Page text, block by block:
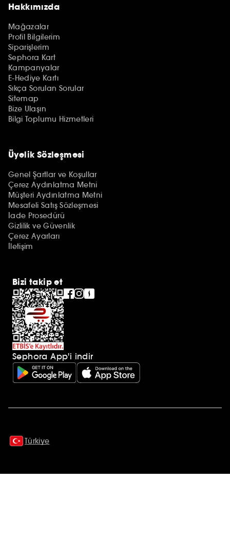
Hakkımızda
Mağazalar
Profil Bilgilerim
Siparişlerim
Sephora Kart
Kampanyalar
E-Hediye Kartı
Sıkça Sorulan Sorular
Sitemap
Bize Ulaşın
Bilgi Toplumu Hizmetleri
Üyelik Sözleşmesi
Genel Şartlar ve Koşullar
Çerez Aydınlatma Metni
Müşteri Aydınlatma Metni
Mesafeli Satış Sözleşmesi
İade Prosedürü
Gizlilik ve Güvenlik
Çerez Ayarları
İletişim
Bizi takip et
Sephora App'i indir
Türkiye